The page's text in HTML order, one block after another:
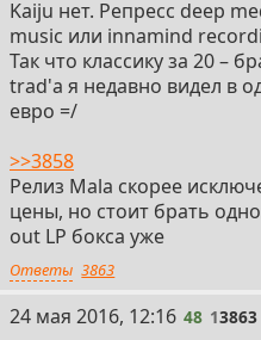
Kaiju нет. Репресс deep
music или innamind
Так что классику за 20 –
trad'а я недавно видел в
евро =/
>>3858
Релиз Mala скорее
цены, но стоит брать
out LP бокса уже
Ответы 3863
48
24 мая 2016, 12:16 48 13863